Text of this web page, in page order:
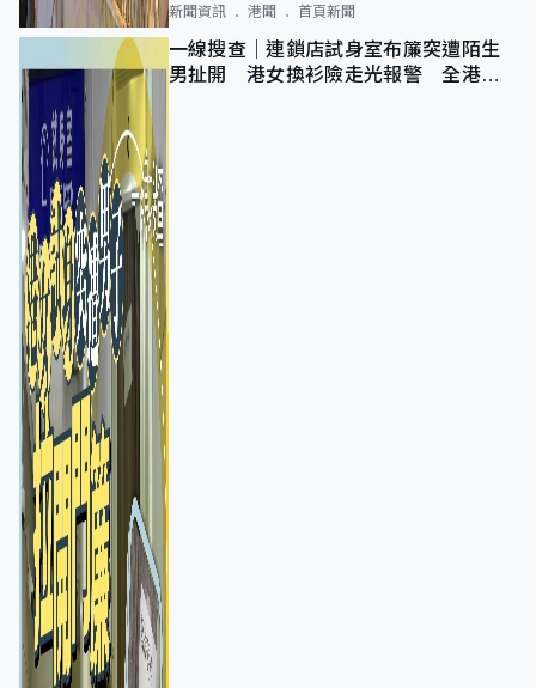
新聞資訊 港聞 首頁新聞
一線搜查｜連鎖店試身室布簾突遭陌生
男扯開 港女換衫險走光報警 全港分